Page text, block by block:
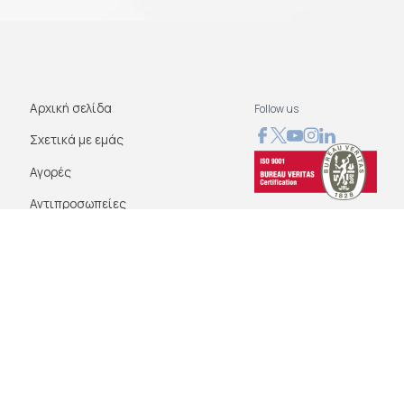
Αρχική σελίδα
Σχετικά με εμάς
Αγορές
Αντιπροσωπείες
Follow us